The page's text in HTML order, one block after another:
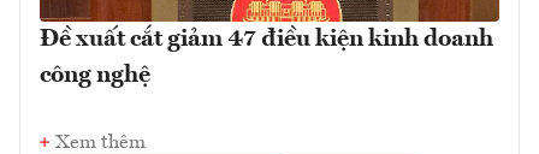
Đề xuất cắt giảm 47 điều kiện kinh doanh
công nghệ
Xem thêm